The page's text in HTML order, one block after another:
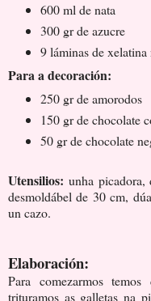
600 ml de nata
300 gr de azucre
9 láminas de xelatina
Para a decoración:
250 gr de amorodos
150 gr de chocolate
50 gr de chocolate
Utensilios: unha picadora,
desmoldábel de 30 cm,
un cazo.
Elaboración:
Para comezarmos
trituramos as galletas na